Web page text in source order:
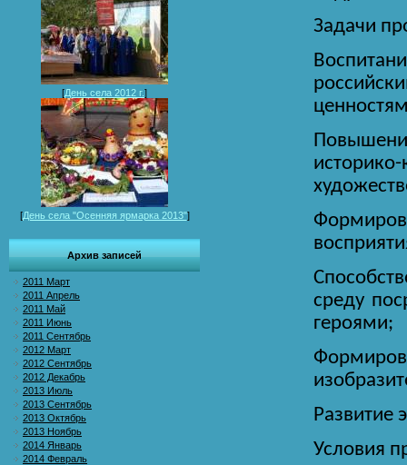
[День села 2012 г.]
[День села "Осенняя ярмарка 2013"]
Архив записей
2011 Март
2011 Апрель
2011 Май
2011 Июнь
2011 Сентябрь
2012 Март
2012 Сентябрь
2012 Декабрь
2013 Июль
2013 Сентябрь
2013 Октябрь
2013 Ноябрь
2014 Январь
2014 Февраль
Задачи
среду
героями;
Развитие
Условия